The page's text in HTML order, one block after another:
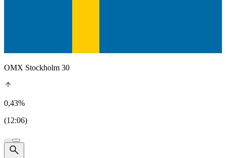
OMX Stockholm 30
0,43%
(12:06)